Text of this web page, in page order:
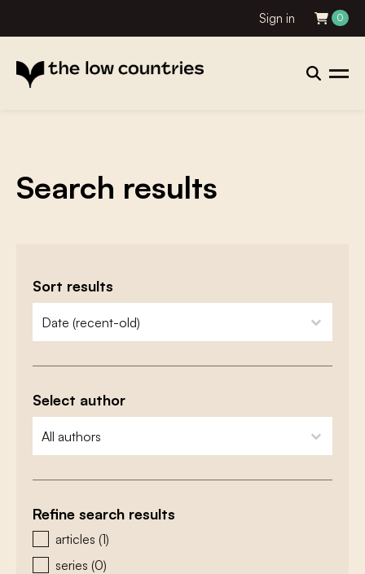
Sign in 0
Search results
Sort results
zoeken - sorteer
sort content
Select author
zoeken - auteurs
select content
Refine search results
zoeken - type
articles (1)
series (0)